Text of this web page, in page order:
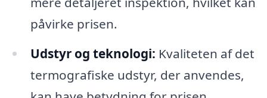
påvirke prisen.
Udstyr og teknologi: Kvaliteten af det
termografiske udstyr, der anvendes,